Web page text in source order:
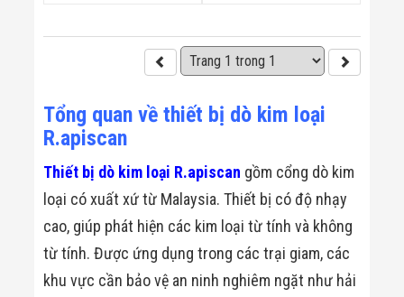
Bị Ngành Bán
Lẻ - Retail
Giải Pháp
Ngành Công An
- Quân Đội
Minh
Sản Phẩm
THIẾT BỊ AN
NINH
Camera Thông
Minh
Cổng Từ Siêu
Tổng quan về thiết bị dò kim loại
R.apiscan
Thiết bị dò kim loại R.apiscan gồm cổng dò kim
loại có xuất xứ từ Malaysia. Thiết bị có độ nhạy
cao, giúp phát hiện các kim loại từ tính và không
từ tính. Được ứng dụng trong các trại giam, các
khu vực cần bảo vệ an ninh nghiêm ngặt như hải